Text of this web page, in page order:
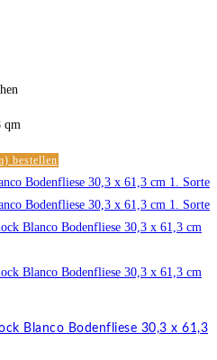
qm
bestellen
Blanco Bodenfliese 30,3 x 61,3